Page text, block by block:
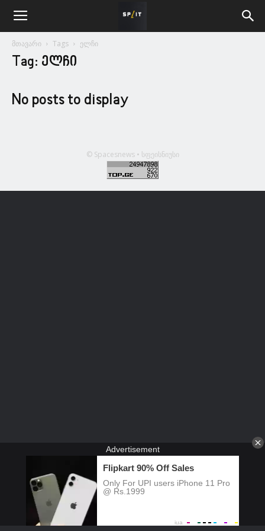
მთავარი Tags ელჩი
Tag: ელჩი
No posts to display
© Spacesnews • სფეისნიუსი